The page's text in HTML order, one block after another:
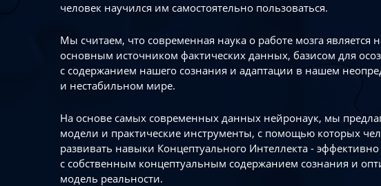
человек научился им самостоятельно пользоваться.
Мы считаем, что современная наука о работе мозга является
основным источником фактических данных, базисом для
с содержанием нашего сознания и адаптации в нашем
и нестабильном мире.
На основе самых современных данных нейронаук, мы
модели и практические инструменты, с помощью которых
развивать навыки Концептуального Интеллекта - эффективно
с собственным концептуальным содержанием сознания и
модель реальности.